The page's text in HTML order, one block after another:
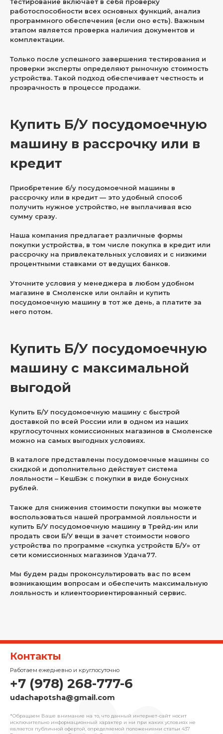
работоспособности всех основных функций, анализ
программного обеспечения (если оно есть). Важным
этапом является проверка наличия документов и
комплектации.
Только после успешного завершения тестирования и
проверки эксперты определяют рыночную стоимость
устройства. Такой подход обеспечивает честность и
прозрачность в процессе продажи.
Купить Б/У посудомоечную
машину в рассрочку или в
кредит
Приобретение б/у посудомоечной машины в
рассрочку или в кредит — это удобный способ
получить нужное устройство, не выплачивая всю
сумму сразу.
Наша компания предлагает различные формы
покупки устройства, в том числе покупка в кредит или
рассрочку на привлекательных условиях и с низкими
процентными ставками от ведущих банков.
Уточните условия у менеджера в любом удобном
магазине в Смоленске или онлайн и купить
посудомоечную машину в тот же день, а платите за
него потом.
Купить Б/У посудомоечную
машину с максимальной
выгодой
Купить Б/У посудомоечную машину с быстрой
доставкой по всей России или в одном из наших
круглосуточных комиссионных магазинов в Смоленске
можно на самых выгодных условиях.
В каталоге представлены посудомоечные машины со
скидкой и дополнительно действует система
лояльности – КешБэк с покупки в виде бонусных
рублей.
Также для снижения стоимости покупки вы можете
воспользоваться нашей программой лояльности и
купить Б/У посудомоечную машину в Трейд-ин или
продать свои Б/У вещи в зачет стоимости нового
устройства по программе «скупка устройств Б/У» от
сети комиссионных магазинов Удача77.
Мы будем рады проконсультировать вас по всем
возникающим вопросам и обеспечить максимальную
лояльность и клиентоориентированный сервис.
Контакты
Работаем ежедневно и круглосуточно
+7 (978) 268-777-6
udachapotsha@gmail.com
*Обращаем Ваше внимание на то, что данный интернет-сайт носит
исключительно информационный характер и ни при каких условиях не
является публичной офертой, определяемой положениями cтатьи 437